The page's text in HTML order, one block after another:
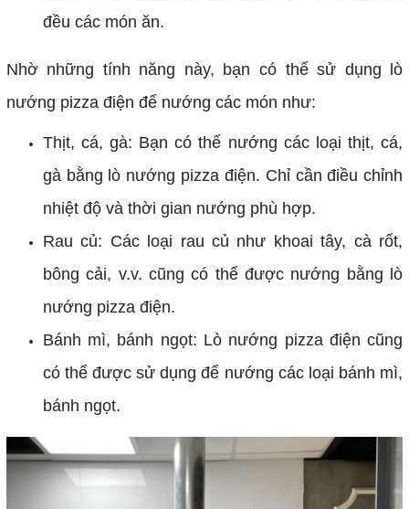
đều các món ăn.
Nhờ những tính năng này, bạn có thể sử dụng lò
nướng pizza điện để nướng các món như:
Thịt, cá, gà: Bạn có thể nướng các loại thịt, cá,
gà bằng lò nướng pizza điện. Chỉ cần điều chỉnh
nhiệt độ và thời gian nướng phù hợp.
Rau củ: Các loại rau củ như khoai tây, cà rốt,
bông cải, v.v. cũng có thể được nướng bằng lò
nướng pizza điện.
Bánh mì, bánh ngọt: Lò nướng pizza điện cũng
có thể được sử dụng để nướng các loại bánh mì,
bánh ngọt.